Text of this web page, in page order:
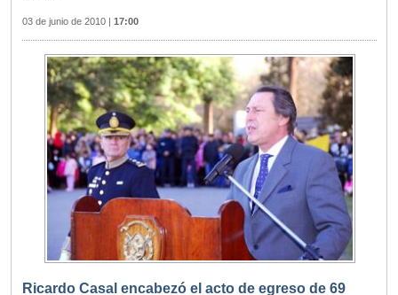
03 de junio de 2010 | 17:00
Ricardo Casal encabezó el acto de egreso de 69